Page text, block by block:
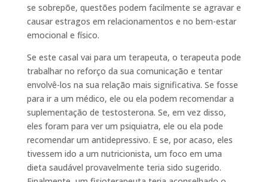
se sobrepõe, questões podem facilmente se agravar e
causar estragos em relacionamentos e no bem-estar
emocional e físico.
Se este casal vai para um terapeuta, o terapeuta pode
trabalhar no reforço da sua comunicação e tentar
envolvê-los na sua relação mais significativa. Se fosse
para ir a um médico, ele ou ela podem recomendar a
suplementação de testosterona. Se, em vez disso,
eles foram para ver um psiquiatra, ele ou ela pode
recomendar um antidepressivo. E se, por acaso, eles
tivessem ido a um nutricionista, um foco em uma
dieta saudável provavelmente teria sido sugerido.